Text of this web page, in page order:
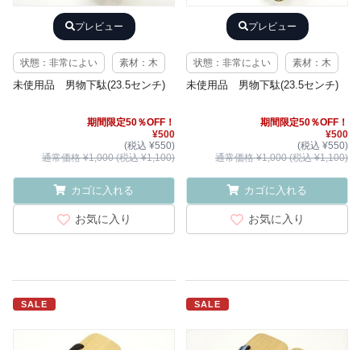
プレビュー
状態：非常によい 素材：木
未使用品 男物下駄(23.5センチ)
期間限定50％OFF！
¥500
(税込 ¥550)
通常価格 ¥1,000 (税込 ¥1,100)
カゴに入れる
お気に入り
プレビュー
状態：非常によい 素材：木
未使用品 男物下駄(23.5センチ)
期間限定50％OFF！
¥500
(税込 ¥550)
通常価格 ¥1,000 (税込 ¥1,100)
カゴに入れる
お気に入り
SALE SALE